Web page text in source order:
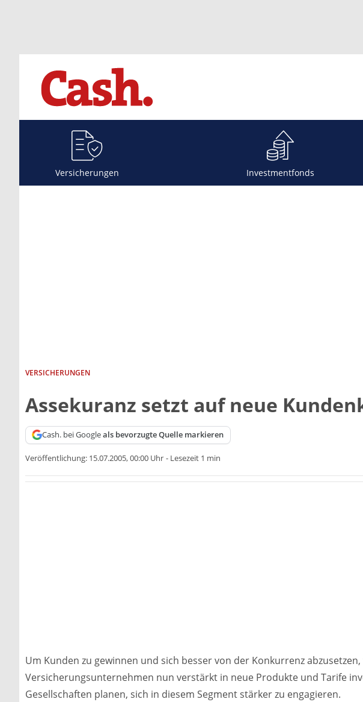
Versicherungen Investmentfonds
VERSICHERUNGEN
Assekuranz setzt auf neue
Cash. bei Googleals bevorzugte Quelle markieren
Veröffentlichung: 15.07.2005, 00:00 Uhr - Lesezeit 1 min
Um Kunden zu gewinnen und sich besser von der Konkurrenz
Versicherungsunternehmen nun verstärkt in neue Produkte und Tarife
Gesellschaften planen, sich in diesem Segment stärker zu engagieren.